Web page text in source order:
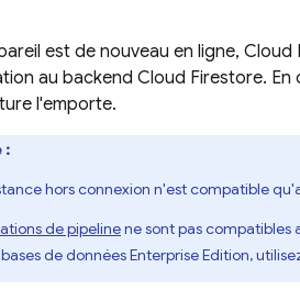
est de nouveau en ligne, Cloud
au backend Cloud Firestore. En
l'emporte.
:
hors connexion n'est compatible
de pipelinene sont pas compatibles
bases de données Enterprise Edition,